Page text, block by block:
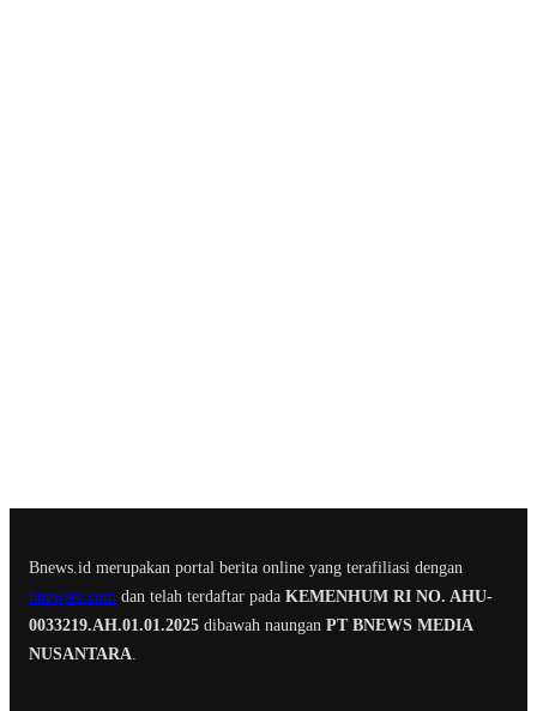
Bnews.id merupakan portal berita online yang terafiliasi dengan
bnewstv.com dan telah terdaftar pada KEMENHUM RI NO. AHU-
0033219.AH.01.01.2025 dibawah naungan PT BNEWS MEDIA
NUSANTARA